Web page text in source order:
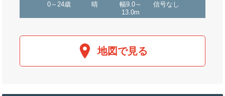
0～24歳 晴
幅9.0～
13.0m
信号なし
地図で見る